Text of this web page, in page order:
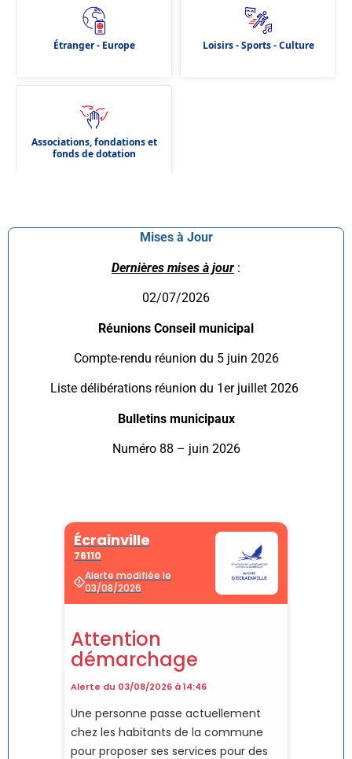
Mises à Jour
Dernières mises à jour :
02/07/2026
Réunions Conseil municipal
Compte-rendu réunion du 5 juin 2026
Liste délibérations réunion du 1er juillet 2026
Bulletins municipaux
Numéro 88 – juin 2026
Étranger - Europe Loisirs - Sports - Culture
Associations, fondations et
fonds de dotation